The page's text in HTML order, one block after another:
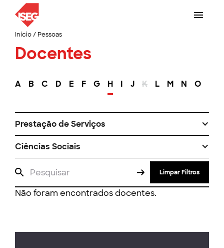
Início/ Pessoas
Docentes
A B C D E F G H I J K L M N O
Prestação de Serviços
Ciências Sociais
Limpar Filtros
Não foram encontrados docentes.